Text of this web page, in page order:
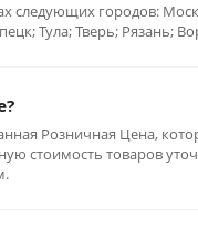
следующих городов:
Тула; Тверь; Рязань;
Розничная Цена,
стоимость товаров